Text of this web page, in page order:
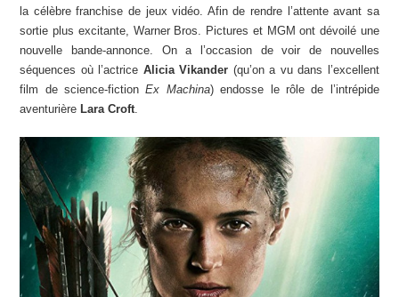
la célèbre franchise de jeux vidéo. Afin de rendre l’attente avant sa
sortie plus excitante, Warner Bros. Pictures et MGM ont dévoilé une
nouvelle bande-annonce. On a l’occasion de voir de nouvelles
séquences où l’actrice Alicia Vikander (qu’on a vu dans l’excellent
film de science-fictionEx Machina) endosse le rôle de l’intrépide
aventurière Lara Croft.